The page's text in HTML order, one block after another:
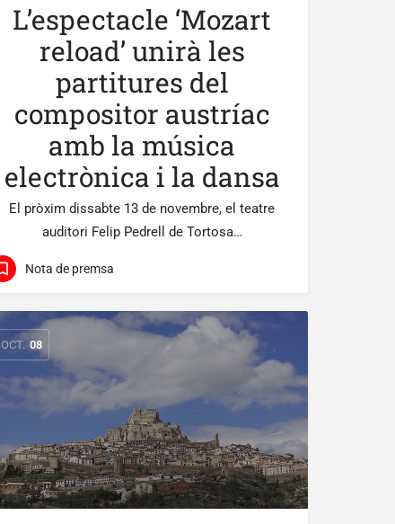
L’espectacle ‘Mozart
reload’ unirà les
partitures del
compositor austríac
amb la música
electrònica i la dansa
El pròxim dissabte 13 de novembre, el teatre
auditori Felip Pedrell de Tortosa…
Nota de premsa
OCT. 08